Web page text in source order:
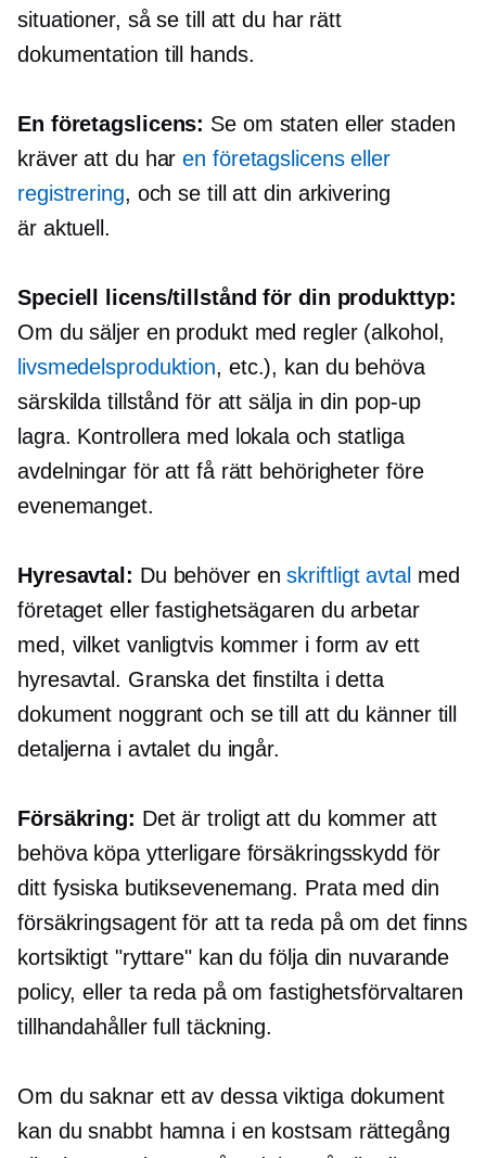
situationer, så se till att du har rätt
dokumentation till hands.
En företagslicens: Se om staten eller staden
kräver att du haren företagslicens eller
registrering, och se till att din arkivering
är aktuell.
Speciell licens/tillstånd för din produkttyp:
Om du säljer en produkt med regler (alkohol,
livsmedelsproduktion, etc.), kan du behöva
särskilda tillstånd för att sälja in din pop-up
lagra. Kontrollera med lokala och statliga
avdelningar för att få rätt behörigheter före
evenemanget.
Hyresavtal: Du behöver enskriftligt avtal med
företaget eller fastighetsägaren du arbetar
med, vilket vanligtvis kommer i form av ett
hyresavtal. Granska det finstilta i detta
dokument noggrant och se till att du känner till
detaljerna i avtalet du ingår.
Försäkring: Det är troligt att du kommer att
behöva köpa ytterligare försäkringsskydd för
ditt fysiska butiksevenemang. Prata med din
försäkringsagent för att ta reda på om det finns
kortsiktigt"ryttare" kan du följa din nuvarande
policy, eller ta reda på om fastighetsförvaltaren
tillhandahåller full täckning.
Om du saknar ett av dessa viktiga dokument
kan du snabbt hamna i en kostsam rättegång